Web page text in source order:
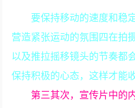
要保持移动的速度和稳
营造紧张运动的氛围四在拍
以及推拉摇移镜头的节奏都
保持积极的心态，这样才能
第三其次，宣传片中的